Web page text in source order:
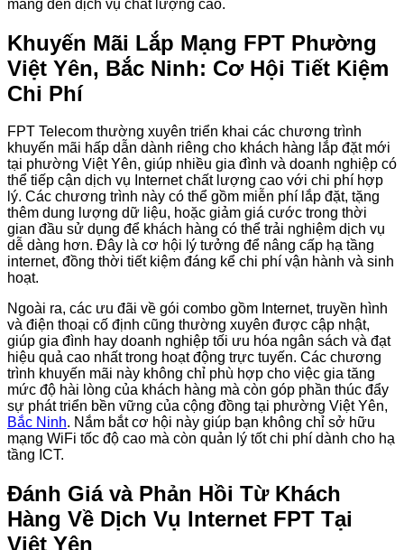
mang đến dịch vụ chất lượng cao.
Khuyến Mãi Lắp Mạng FPT Phường
Việt Yên, Bắc Ninh: Cơ Hội Tiết Kiệm
Chi Phí
FPT Telecom thường xuyên triển khai các chương trình
khuyến mãi hấp dẫn dành riêng cho khách hàng lắp đặt mới
tại phường Việt Yên, giúp nhiều gia đình và doanh nghiệp có
thể tiếp cận dịch vụ Internet chất lượng cao với chi phí hợp
lý. Các chương trình này có thể gồm miễn phí lắp đặt, tặng
thêm dung lượng dữ liệu, hoặc giảm giá cước trong thời
gian đầu sử dụng để khách hàng có thể trải nghiệm dịch vụ
dễ dàng hơn. Đây là cơ hội lý tưởng để nâng cấp hạ tầng
internet, đồng thời tiết kiệm đáng kể chi phí vận hành và sinh
hoạt.
Ngoài ra, các ưu đãi về gói combo gồm Internet, truyền hình
và điện thoại cố định cũng thường xuyên được cập nhật,
giúp gia đình hay doanh nghiệp tối ưu hóa ngân sách và đạt
hiệu quả cao nhất trong hoạt động trực tuyến. Các chương
trình khuyến mãi này không chỉ phù hợp cho việc gia tăng
mức độ hài lòng của khách hàng mà còn góp phần thúc đẩy
sự phát triển bền vững của cộng đồng tại phường Việt Yên,
Bắc Ninh. Nắm bắt cơ hội này giúp bạn không chỉ sở hữu
mạng WiFi tốc độ cao mà còn quản lý tốt chi phí dành cho hạ
tầng ICT.
Đánh Giá và Phản Hồi Từ Khách
Hàng Về Dịch Vụ Internet FPT Tại
Việt Yên